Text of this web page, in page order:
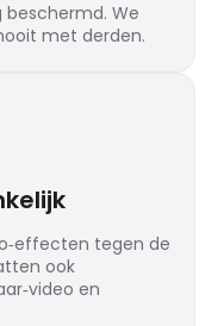
beschermd. We
met derden.
tegen de
ook
en